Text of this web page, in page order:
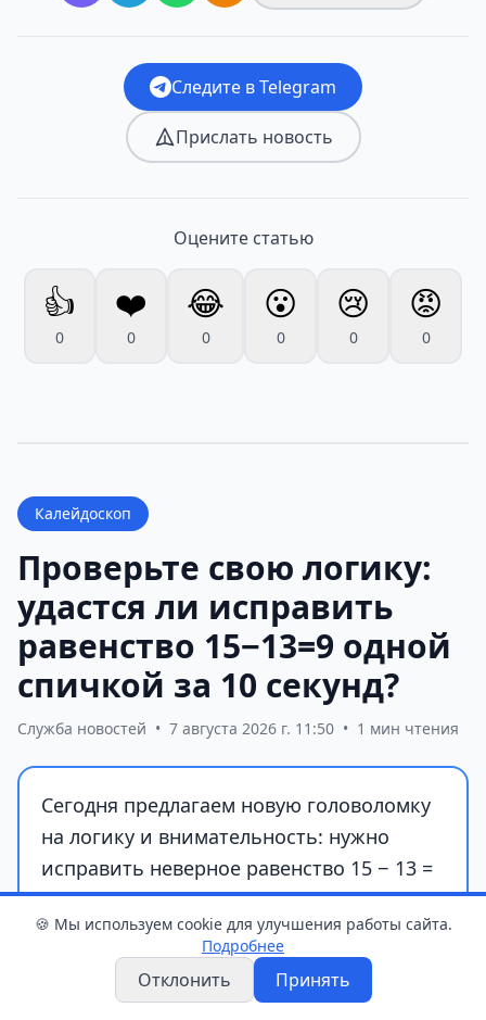
Следите в Telegram
Прислать новость
Оцените статью
👍
0
❤️
0
😂
0
😮
0
😢
0
😡
0
Калейдоскоп
Проверьте свою логику:
удастся ли исправить
равенство 15−13=9 одной
спичкой за 10 секунд?
Служба новостей • 7 августа 2026 г. 11:50 • 1 мин чтения
Сегодня предлагаем новую головоломку
на логику и внимательность: нужно
исправить неверное равенство 15 − 13 =
9, переложив всего одну спичку. На
решение дается лишь 10 секунд.
🍪 Мы используем cookie для улучшения работы сайта.
Подробнее
Отклонить Принять